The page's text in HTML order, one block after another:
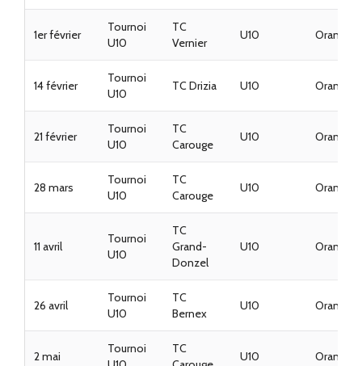
1er février
Tournoi
U10
TC
Vernier
U10 Oranges
14 février
Tournoi
U10
TC Drizia U10 Oranges
21 février
Tournoi
U10
TC
Carouge
U10 Oranges
28 mars
Tournoi
U10
TC
Carouge
U10 Oranges
11 avril
Tournoi
U10
TC
Grand-
Donzel
U10 Oranges
26 avril
Tournoi
U10
TC
Bernex
U10 Oranges
2 mai
Tournoi
TC
U10 Oranges